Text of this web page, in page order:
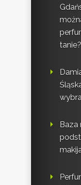
tanie?
Baza